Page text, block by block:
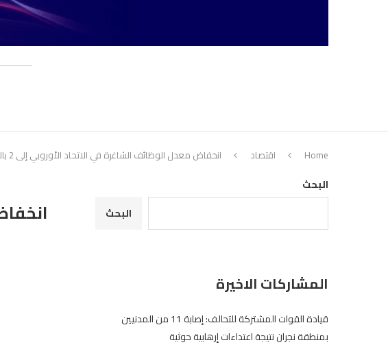
Home اقتصاد
انخفاض معدل الوظائف الشاغرة في الاتحاد الأوروبي إلى 2 بالمائة خلال الربع الثالث 2025
البحث
البحث
المشاركات الاخيرة
قيادة القوات المشتركة للتحالف: إصابة 11 من المدنيين
بمنطقة نجران نتيجة اعتداءات إرهابية حوثية